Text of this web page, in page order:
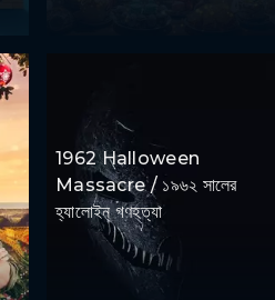
1962 Halloween
Massacre / ১৯৬২ সালের
হ্যালোইন গণহত্যা